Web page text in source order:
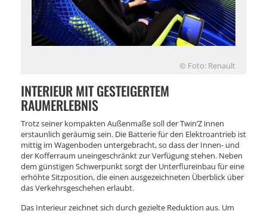
© Foto: Renault
INTERIEUR MIT GESTEIGERTEM
RAUMERLEBNIS
Trotz seiner kompakten Außenmaße soll der Twin’Z innen
erstaunlich geräumig sein. Die Batterie für den Elektroantrieb ist
mittig im Wagenboden untergebracht, so dass der Innen- und
der Kofferraum uneingeschränkt zur Verfügung stehen. Neben
dem günstigen Schwerpunkt sorgt der Unterflureinbau für eine
erhöhte Sitzposition, die einen ausgezeichneten Überblick über
das Verkehrsgeschehen erlaubt.
Das Interieur zeichnet sich durch gezielte Reduktion aus. Um